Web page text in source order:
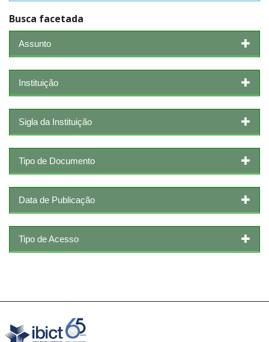
Busca facetada
Assunto
Instituição
Sigla da Instituição
Tipo de Documento
Data de Publicação
Tipo de Acesso